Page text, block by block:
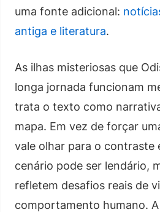
uma fonte adicional:
antiga e literatura.
As ilhas misteriosas que
longa jornada funcionam
trata o texto como
mapa. Em vez de forçar
vale olhar para o contraste
cenário pode ser lendário,
refletem desafios reais de
comportamento humano.